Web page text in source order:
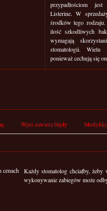
przypadłościom
Listerine. W
środków tego
ilość szkodliwych
wymagają
stomatologii. Wielu
ponieważ cechują się
Wpis zawiera błędy
Każdy stomatolog chciałby,
wykonywanie zabiegów może